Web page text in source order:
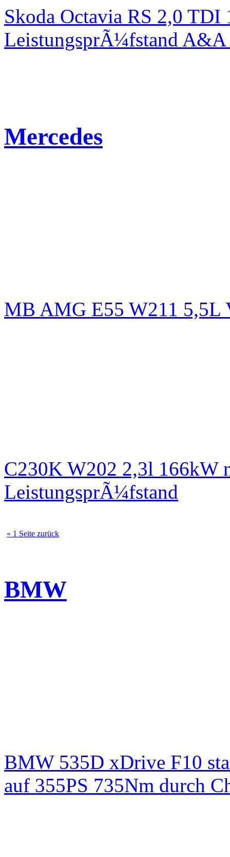
Skoda Octavia RS 2,0
LeistungsprÃ¼fstand
Mercedes
MB AMG E55 W211 5,5L
C230K W202 2,3l 166kW
LeistungsprÃ¼fstand
« 1 Seite zurück
BMW
BMW 535D xDrive F10
auf 355PS 735Nm durch